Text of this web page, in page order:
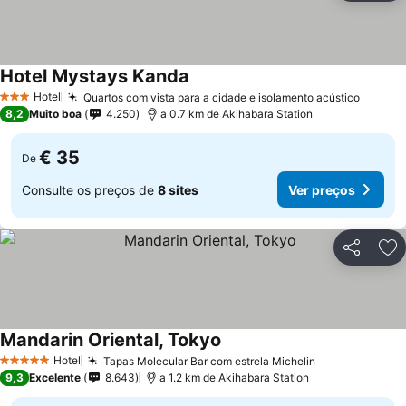
3 EstrelasHotel Quartos com vista para a cidade e isolamento acústico
Hotel Mystays Kanda
8,2 Muito boa 4.250 a 0.7 km de Akihabara Station
De € 35
Consulte os preços de 8 sites Ver preços
Partilhar
5 Estrelas Hotel Tapas Molecular Bar com estrela Michelin
Mandarin Oriental, Tokyo
9,3 Excelente 8.643 a 1.2 km de Akihabara Station